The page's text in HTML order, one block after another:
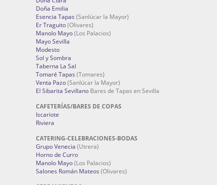
Doña Emilia
Esencia Tapas (Sanlúcar la Mayor)
Er Traguito(Olivares)
Manolo Mayo(Los Palacios)
Mayo Sevilla
Modesto
Sol y Sombra
Taberna La Sal
Tomaré Tapas (Tomares)
Venta Pazo(Sanlúcar la Mayor)
El Sibarita Sevillano Bares de Tapas en Sevilla
CAFETERÍAS/BARES DE COPAS
Iscariote
Riviera
CATERING-CELEBRACIONES-BODAS
Grupo Venecia (Utrera)
Horno de Curro
Manolo Mayo(Los Palacios)
Salones Román Mateos (Olivares)